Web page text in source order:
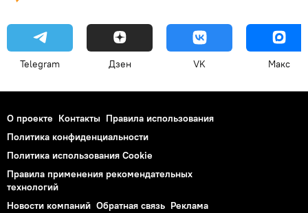
Telegram Дзен VK Макс
О проекте Контакты Правила использования
Политика конфиденциальности
Политика использования Cookie
Правила применения рекомендательных
технологий
Новости компаний Обратная связь Реклама